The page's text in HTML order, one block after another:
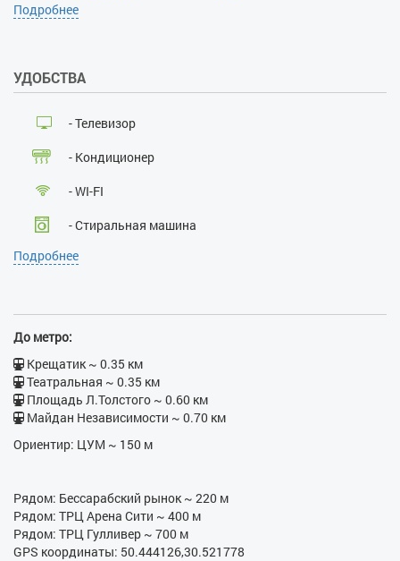
Заселение не ранее:7:00
нет
Подробнее
УДОБСТВА
- Телевизор
- Кондиционер
- WI-FI
- Стиральная машина
- Кабельное ТВ
- Бойлер
- Утюг
- Электрочайник
- Кухонная плита
Подробнее
До метро:
Крещатик ~ 0.35 км
Театральная ~ 0.35 км
Площадь Л.Толстого ~ 0.60 км
Майдан Независимости ~ 0.70 км
Ориентир: ЦУМ ~ 150 м
Рядом: Бессарабский рынок ~ 220 м
Рядом: ТРЦ Арена Сити ~ 400 м
Рядом: ТРЦ Гулливер ~ 700 м
GPS координаты: 50.444126,30.521778